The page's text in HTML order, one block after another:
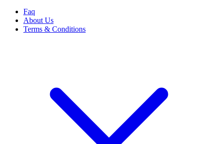
Faq
About Us
Terms & Conditions